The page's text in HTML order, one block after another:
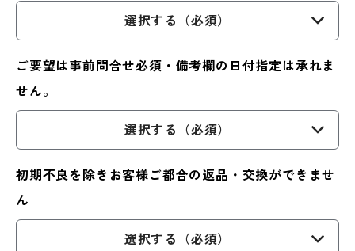
選択する（必須）
ご要望は事前問合せ必須・備考欄の日付指定は承れま
せん。
選択する（必須）
初期不良を除きお客様ご都合の返品・交換ができませ
ん
選択する（必須）